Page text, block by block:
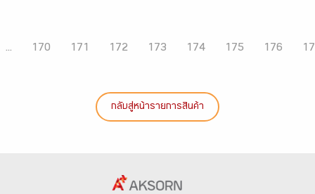
... 170 171 172 173 174 175 176
กลับสู่หน้ารายการสินค้า